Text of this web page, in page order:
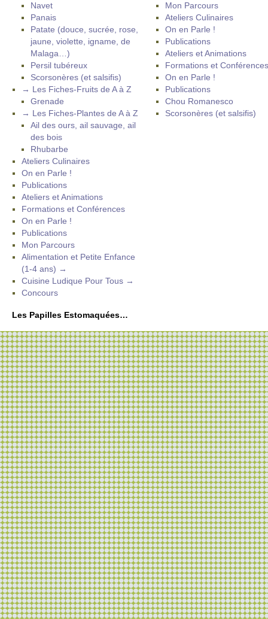
Navet
Panais
Patate (douce, sucrée, rose,
jaune, violette, igname, de
Malaga…)
Persil tubéreux
Scorsonères (et salsifis)
→ Les Fiches-Fruits de A à Z
Grenade
→ Les Fiches-Plantes de A à Z
Ail des ours, ail sauvage, ail
des bois
Rhubarbe
Ateliers Culinaires
On en Parle !
Publications
Ateliers et Animations
Formations et Conférences
On en Parle !
Publications
Mon Parcours
Alimentation et Petite Enfance
(1-4 ans) →
Cuisine Ludique Pour Tous →
Concours
Mon Parcours
Ateliers Culinaires
On en Parle !
Publications
Ateliers et Animations
Formations et Conférences
On en Parle !
Publications
Chou Romanesco
Scorsonères (et salsifis)
Les Papilles Estomaquées…